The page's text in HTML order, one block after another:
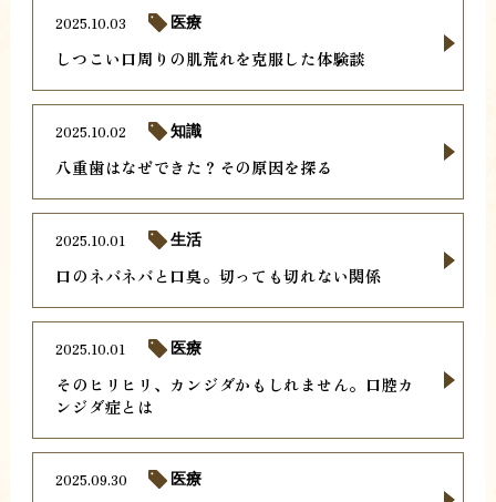
しつこい口周りの肌荒れを克服した体験談
2025.10.03 医療
八重歯はなぜできた？その原因を探る
2025.10.02 知識
口のネバネバと口臭。切っても切れない関係
2025.10.01 生活
そのヒリヒリ、カンジダかもしれません。口腔カ
ンジダ症とは
2025.10.01 医療
2025.09.30 医療